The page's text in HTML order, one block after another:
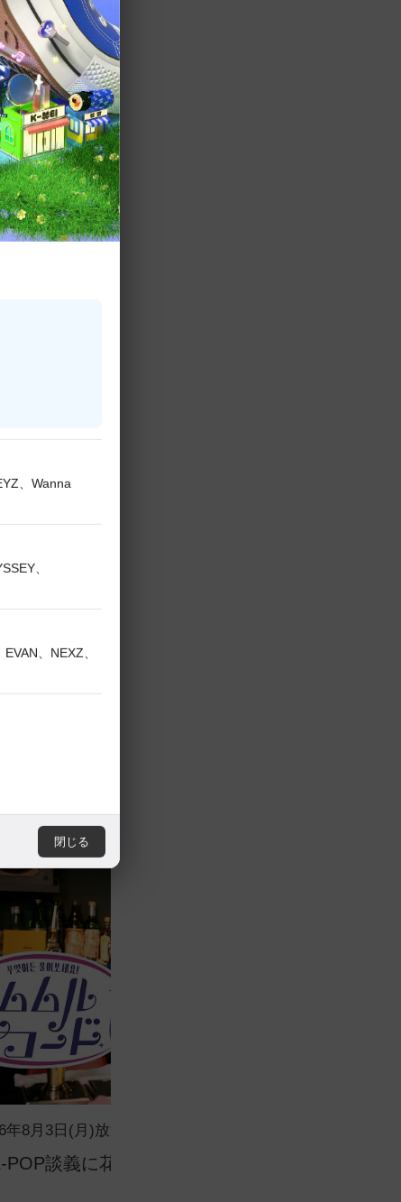
加。
を筆頭に集
ラエティに乞うご
。
年8月3日(月)放送スタート！
POP談義に花が咲く！大沢あかねが店長
、Wanna
、
、NEXZ、
閉じる